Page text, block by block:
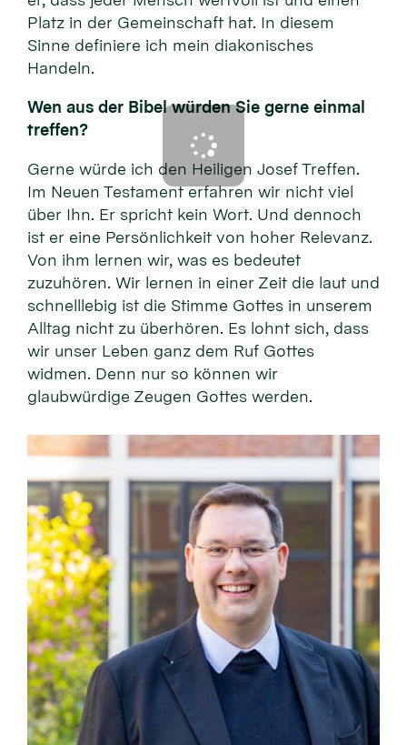
Platz in der Gemeinschaft hat. In diesem
Sinne definiere ich mein diakonisches
Handeln.
Wen aus der Bibel würden Sie gerne einmal
treffen?
Gerne würde ich den Heiligen Josef Treffen.
Im Neuen Testament erfahren wir nicht viel
über Ihn. Er spricht kein Wort. Und dennoch
ist er eine Persönlichkeit von hoher Relevanz.
Von ihm lernen wir, was es bedeutet
zuzuhören. Wir lernen in einer Zeit die laut und
schnelllebig ist die Stimme Gottes in unserem
Alltag nicht zu überhören. Es lohnt sich, dass
wir unser Leben ganz dem Ruf Gottes
widmen. Denn nur so können wir
glaubwürdige Zeugen Gottes werden.